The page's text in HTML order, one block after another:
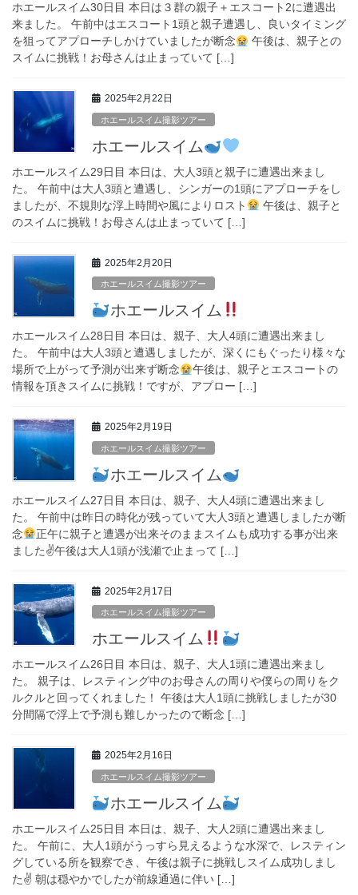
ホエールスイム30日目 本日は３群の親子＋エスコート2に遭遇出
来ました。 午前中はエスコート1頭と親子遭遇し、良いタイミング
を狙ってアプローチしかけていましたが断念
午後は、親子との
スイムに挑戦！お母さんは止まっていて […]
2025年2月22日
ホエールスイム撮影ツアー
ホエールスイム
ホエールスイム29日目 本日は、大人3頭と親子に遭遇出来まし
た。 午前中は大人3頭と遭遇し、シンガーの1頭にアプローチをし
ましたが、不規則な浮上時間や風によりロスト
午後は、親子と
のスイムに挑戦！お母さんは止まっていて […]
2025年2月20日
ホエールスイム撮影ツアー
ホエールスイム
ホエールスイム28日目 本日は、親子、大人4頭に遭遇出来まし
た。 午前中は大人3頭と遭遇しましたが、深くにもぐったり様々な
場所で上がって予測が出来ず断念
午後は、親子とエスコートの
情報を頂きスイムに挑戦！ですが、アプロー […]
2025年2月19日
ホエールスイム撮影ツアー
ホエールスイム
ホエールスイム27日目 本日は、親子、大人4頭に遭遇出来まし
た。 午前中は昨日の時化が残っていて大人3頭と遭遇しましたが断
念
正午に親子と遭遇が出来そのままスイムも成功する事が出来
ました✌午後は大人1頭が浅瀬で止まって […]
2025年2月17日
ホエールスイム撮影ツアー
ホエールスイム
ホエールスイム26日目 本日は、親子、大人1頭に遭遇出来まし
た。 親子は、レスティング中のお母さんの周りや僕らの周りをク
ルクルと回ってくれました！ 午後は大人1頭に挑戦しましたが30
分間隔で浮上で予測も難しかったので断念 […]
2025年2月16日
ホエールスイム撮影ツアー
ホエールスイム
ホエールスイム25日目 本日は、親子、大人2頭に遭遇出来まし
た。 午前に、大人1頭がうっすら見えるような水深で、レスティン
グしている所を観察でき、午後は親子に挑戦しスイム成功しまし
た✌️ 朝は穏やかでしたが前線通過に伴い […]